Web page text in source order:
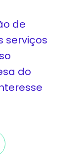
de
serviços
do